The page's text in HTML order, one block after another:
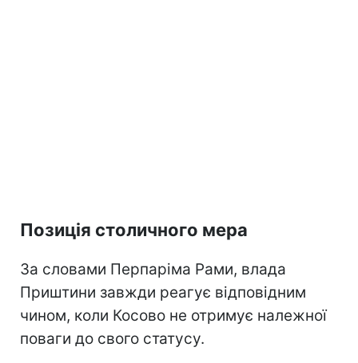
Позиція столичного мера
За словами Перпаріма Рами, влада
Приштини завжди реагує відповідним
чином, коли Косово не отримує належної
поваги до свого статусу.